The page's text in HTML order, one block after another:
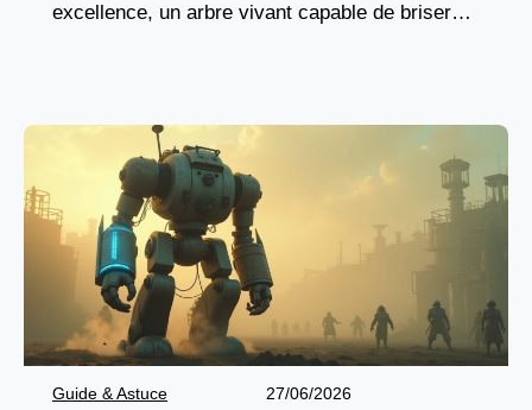
excellence, un arbre vivant capable de briser
Guide & Astuce 27/06/2026